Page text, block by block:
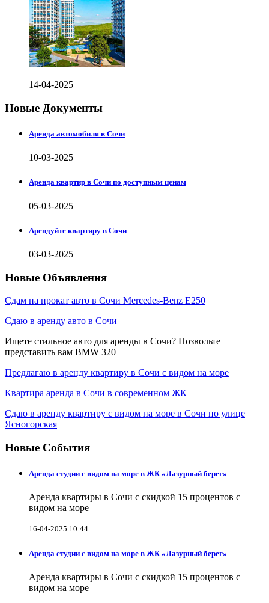
14-04-2025
Новые Документы
Аренда автомобиля в Сочи
10-03-2025
Аренда квартир в Сочи по доступным ценам
05-03-2025
Арендуйте квартиру в Сочи
03-03-2025
Новые Объявления
Сдам на прокат авто в Сочи Mercedes-Benz E250
Сдаю в аренду авто в Сочи
Ищете стильное авто для аренды в Сочи? Позвольте
представить вам BMW 320
Предлагаю в аренду квартиру в Сочи с видом на море
Квартира аренда в Сочи в современном ЖК
Сдаю в аренду квартиру с видом на море в Сочи по улице
Ясногорская
Новые События
Аренда студии с видом на море в ЖК «Лазурный берег»
Аренда квартиры в Сочи с скидкой 15 процентов с
видом на море
16-04-2025 10:44
Аренда студии с видом на море в ЖК «Лазурный берег»
Аренда квартиры в Сочи с скидкой 15 процентов с
видом на море